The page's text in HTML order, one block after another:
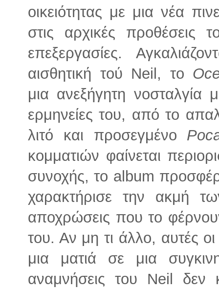
οικειότητας με μια νέα
στις αρχικές προθέσεις
επεξεργασίες.
αισθητική τού Neil, το
μια ανεξήγητη νοσταλγία
ερμηνείες του, από το
λιτό και προσεγμένο
κομματιών φαίνεται
συνοχής, το album
χαρακτήρισε την ακμή
αποχρώσεις που το
του. Αν μη τι άλλο, αυτές
μια ματιά σε μια
αναμνήσεις του Neil δεν